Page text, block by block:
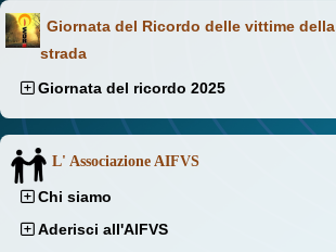
Giornata del Ricordo delle vittime della
strada
Giornata del ricordo 2025
L' Associazione AIFVS
Chi siamo
Aderisci all'AIFVS